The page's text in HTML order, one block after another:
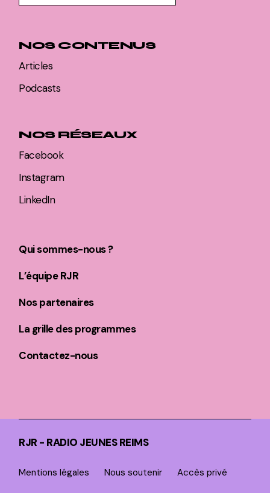
NOS CONTENUS
Articles
Podcasts
NOS RÉSEAUX
Facebook
Instagram
LinkedIn
Qui sommes-nous ?
L’équipe RJR
Nos partenaires
La grille des programmes
Contactez-nous
RJR - RADIO JEUNES REIMS
Mentions légales Nous soutenir Accès privé